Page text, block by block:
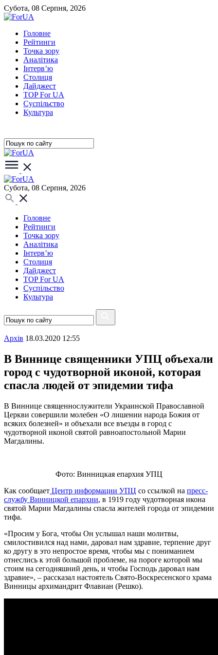
Субота, 08 Серпня, 2026
Головне
Рейтинги
Точка зору
Аналітика
Інтерв’ю
Столиця
Дайджест
TOP For UA
Суспiльство
Культура
Субота, 08 Серпня, 2026
Головне
Рейтинги
Точка зору
Аналітика
Інтерв’ю
Столиця
Дайджест
TOP For UA
Суспiльство
Культура
Архiв 18.03.2020 12:55
В Виннице священники УПЦ объехали
город с чудотворной иконой, которая
спасла людей от эпидемии тифа
В Виннице священнослужители Украинской Православной
Церкви совершили молебен «О лишении народа Божия от
всяких болезней» и объехали все въезды в город с
чудотворной иконой святой равноапостольной Марии
Магдалины.
Фото: Винницкая епархия УПЦ
Как сообщает Центр информации УПЦ со ссылкой на пресс-
службу Винницкой епархии, в 1919 году чудотворная икона
святой Марии Магдалины спасла жителей города от эпидемии
тифа.
«Просим у Бога, чтобы Он услышал наши молитвы,
смилостивился над нами, даровал нам здравие, терпение друг
ко другу в это непростое время, чтобы мы с пониманием
отнеслись к этой большой проблеме, на пороге которой мы
стоим на сегодняшний день, и чтобы Господь даровал нам
здравие», – рассказал настоятель Свято-Воскресенского храма
Винницы архимандрит Флавиан (Решко).